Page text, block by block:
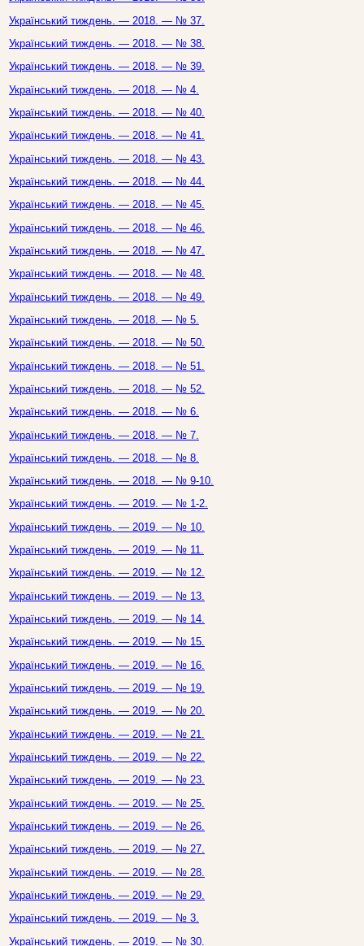
Український тиждень. — 2018. — № 37.
Український тиждень. — 2018. — № 38.
Український тиждень. — 2018. — № 39.
Український тиждень. — 2018. — № 4.
Український тиждень. — 2018. — № 40.
Український тиждень. — 2018. — № 41.
Український тиждень. — 2018. — № 43.
Український тиждень. — 2018. — № 44.
Український тиждень. — 2018. — № 45.
Український тиждень. — 2018. — № 46.
Український тиждень. — 2018. — № 47.
Український тиждень. — 2018. — № 48.
Український тиждень. — 2018. — № 49.
Український тиждень. — 2018. — № 5.
Український тиждень. — 2018. — № 50.
Український тиждень. — 2018. — № 51.
Український тиждень. — 2018. — № 52.
Український тиждень. — 2018. — № 6.
Український тиждень. — 2018. — № 7.
Український тиждень. — 2018. — № 8.
Український тиждень. — 2018. — № 9-10.
Український тиждень. — 2019. — № 1-2.
Український тиждень. — 2019. — № 10.
Український тиждень. — 2019. — № 11.
Український тиждень. — 2019. — № 12.
Український тиждень. — 2019. — № 13.
Український тиждень. — 2019. — № 14.
Український тиждень. — 2019. — № 15.
Український тиждень. — 2019. — № 16.
Український тиждень. — 2019. — № 19.
Український тиждень. — 2019. — № 20.
Український тиждень. — 2019. — № 21.
Український тиждень. — 2019. — № 22.
Український тиждень. — 2019. — № 23.
Український тиждень. — 2019. — № 25.
Український тиждень. — 2019. — № 26.
Український тиждень. — 2019. — № 27.
Український тиждень. — 2019. — № 28.
Український тиждень. — 2019. — № 29.
Український тиждень. — 2019. — № 3.
Український тиждень. — 2019. — № 30.